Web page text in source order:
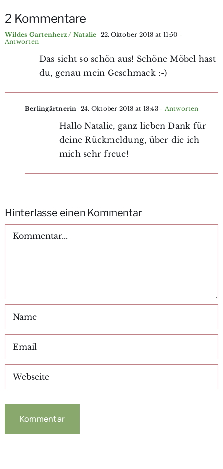
2 Kommentare
Wildes Gartenherz / Natalie 22. Oktober 2018 at 11:50 -
Antworten
Das sieht so schön aus! Schöne Möbel hast
du, genau mein Geschmack :-)
Berlingärtnerin 24. Oktober 2018 at 18:43- Antworten
Hallo Natalie, ganz lieben Dank für
deine Rückmeldung, über die ich
mich sehr freue!
Hinterlasse einen Kommentar
Kommentar